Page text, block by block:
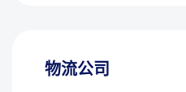
物流公司